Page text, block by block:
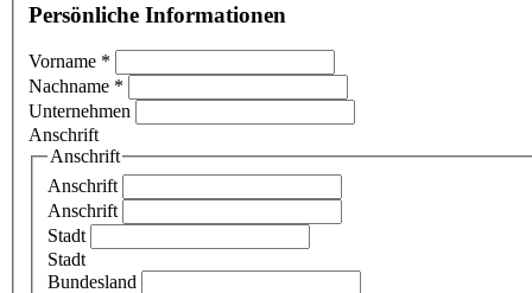
Persönliche Informationen
Vorname *
Nachname *
Unternehmen
Anschrift
Anschrift
Anschrift
Anschrift
Stadt
Stadt
Bundesland